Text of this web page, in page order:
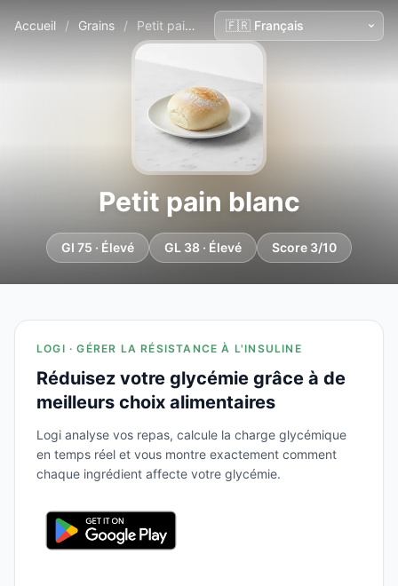
Accueil / Grains / Petit pain blanc
Petit pain blanc
GI 75 · Élevé GL 38 · Élevé Score 3/10
LOGI · GÉRER LA RÉSISTANCE À L'INSULINE
Réduisez votre glycémie grâce à de
meilleurs choix alimentaires
Logi analyse vos repas, calcule la charge glycémique
en temps réel et vous montre exactement comment
chaque ingrédient affecte votre glycémie.